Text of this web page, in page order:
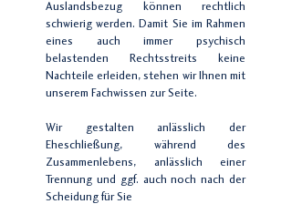
Auslandsbezug können rechtlich
schwierig werden. Damit Sie im Rahmen
eines auch immer psychisch
belastenden Rechtsstreits keine
Nachteile erleiden, stehen wir Ihnen mit
unserem Fachwissen zur Seite.
Wir gestalten anlässlich der
Eheschließung, während des
Zusammenlebens, anlässlich einer
Trennung und ggf. auch noch nach der
Scheidung für Sie